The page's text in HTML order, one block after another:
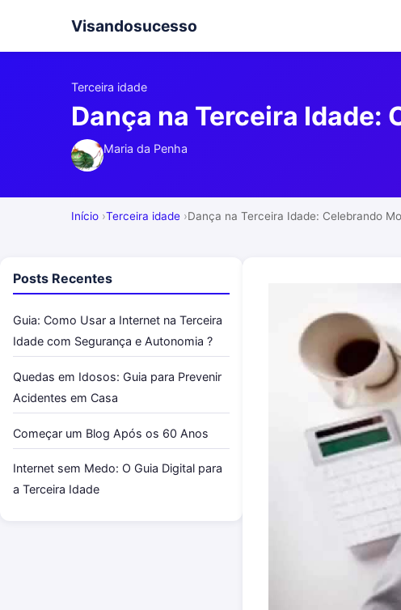
Visandosucesso
Terceira idade
Dança na Terceira Idade:
Maria da Penha
Início Terceira idade Dança na Terceira Idade: Celebrando
Posts Recentes
Guia: Como Usar a Internet na Terceira
Idade com Segurança e Autonomia ?
Quedas em Idosos: Guia para Prevenir
Acidentes em Casa
Começar um Blog Após os 60 Anos
Internet sem Medo: O Guia Digital para
a Terceira Idade